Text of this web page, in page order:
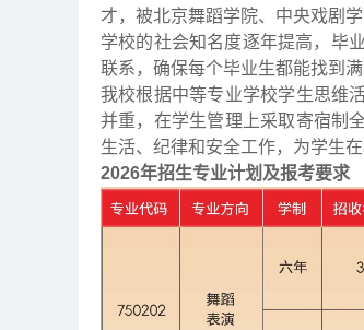
才，被北京舞蹈学院、中央戏剧
学校的社会知名度逐年提高，毕
联系，确保每个毕业生都能找到
我校根据中等专业学校学生思维
并重，在学生管理上采取寄宿制
生活、纪律和安全工作，为学生
2026年招生专业计划及报考要求